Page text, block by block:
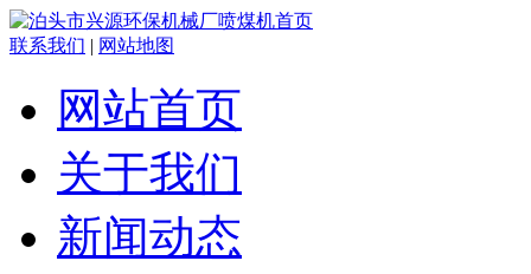
联系我们 | 网站地图
网站首页
关于我们
新闻动态